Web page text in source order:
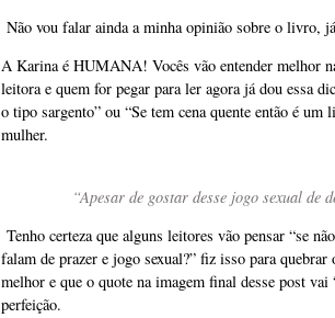
Não vou falar ainda a minha opinião sobre o livro,
A Karina é HUMANA! Vocês vão entender melhor
leitora e quem for pegar para ler agora já dou essa
o tipo sargento” ou “Se tem cena quente então é
mulher.
“Apesar de gostar desse jogo sexual de
Tenho certeza que alguns leitores vão pensar “se
falam de prazer e jogo sexual?” fiz isso para
melhor e que o quote na imagem final desse post
perfeição.